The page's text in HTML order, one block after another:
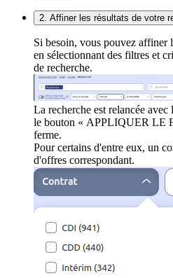
2. Affiner les résultats de votre
Si besoin, vous pouvez affiner
en sélectionnant des filtres et
de recherche.
La recherche est relancée
le bouton « APPLIQUER LE
ferme.
Pour certains d'entre eux, un
d'offres correspondant.